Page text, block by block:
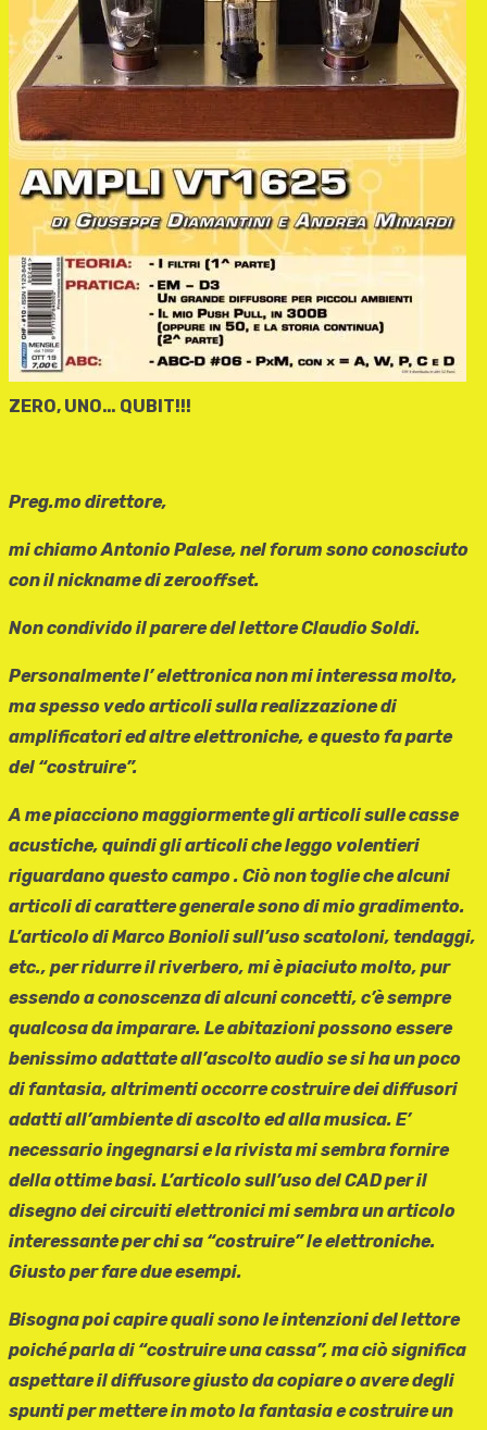
ZERO, UNO… QUBIT!!!
Preg.mo direttore,
mi chiamo Antonio Palese, nel forum sono conosciuto
con il nickname di zerooffset.
Non condivido il parere del lettore Claudio Soldi.
Personalmente l’ elettronica non mi interessa molto,
ma spesso vedo articoli sulla realizzazione di
amplificatori ed altre elettroniche, e questo fa parte
del “costruire”.
A me piacciono maggiormente gli articoli sulle casse
acustiche, quindi gli articoli che leggo volentieri
riguardano questo campo . Ciò non toglie che alcuni
articoli di carattere generale sono di mio gradimento.
L’articolo di Marco Bonioli sull’uso scatoloni, tendaggi,
etc., per ridurre il riverbero, mi è piaciuto molto, pur
essendo a conoscenza di alcuni concetti, c’è sempre
qualcosa da imparare. Le abitazioni possono essere
benissimo adattate all’ascolto audio se si ha un poco
di fantasia, altrimenti occorre costruire dei diffusori
adatti all’ambiente di ascolto ed alla musica. E’
necessario ingegnarsi e la rivista mi sembra fornire
della ottime basi. L’articolo sull’uso del CAD per il
disegno dei circuiti elettronici mi sembra un articolo
interessante per chi sa “costruire” le elettroniche.
Giusto per fare due esempi.
Bisogna poi capire quali sono le intenzioni del lettore
poiché parla di “costruire una cassa”, ma ciò significa
aspettare il diffusore giusto da copiare o avere degli
spunti per mettere in moto la fantasia e costruire un